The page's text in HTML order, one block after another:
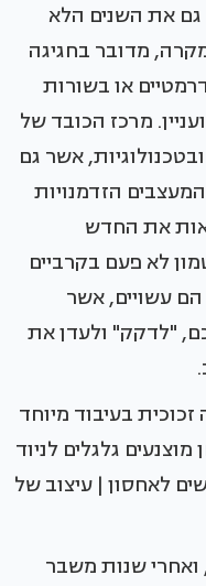
גם את השנים הלא
מדובר בחגיגה
או בשורות
מרכז הכובד של
אשר גם
הזדמנויות
את החדש
לא פעם בקרביים
עשויים, אשר
"לדקק" ולעדן את
בעיבוד מיוחד
מוצנעים גלגלים לניוד
לאחסון | עיצוב של
ה-55 לקיומה, ואחרי שנות משבר